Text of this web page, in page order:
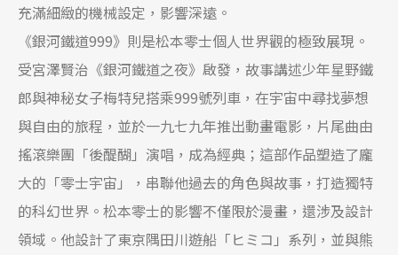
充滿細緻的機械設定，影響深遠。
《銀河鐵道999》則是松本零士個人世界觀的極致展現。
受宮澤賢治《銀河鐵道之夜》啟發，故事講述少年星野鐵
郎與神秘女子梅特兒搭乘999號列車，在宇宙中尋找夢想
與自由的旅程，並於一九七九年推出動畫電影，片尾曲由
搖滾樂團「後醍醐」演唱，成為經典；這部作品塑造了龐
大的「零士宇宙」，串聯他過去的角色與故事，打造獨特
的科幻世界。松本零士的影響不僅限於漫畫，還涉及設計
領域。他設計了東京隅田川遊船「ヒミコ」系列，並與熊